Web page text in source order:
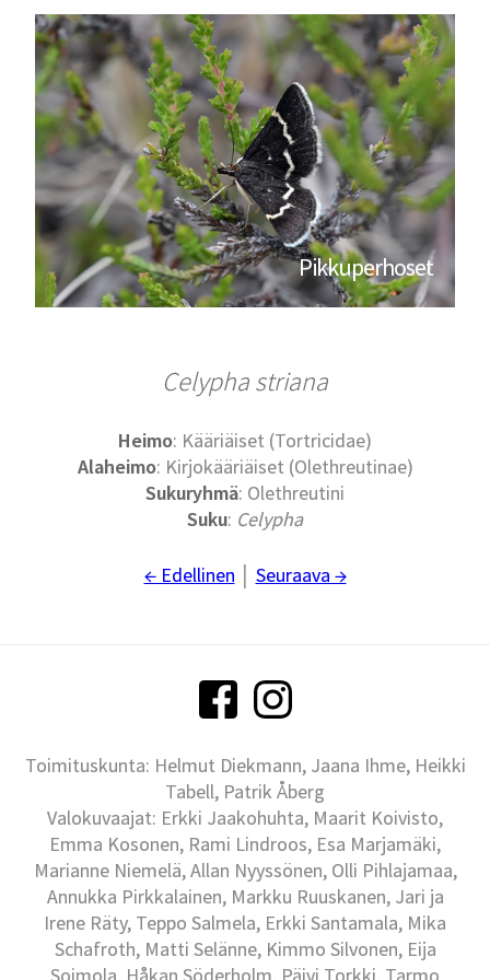
Pikkuperhoset
Celypha striana
Heimo: Kääriäiset (Tortricidae)
Alaheimo: Kirjokääriäiset (Olethreutinae)
Sukuryhmä: Olethreutini
Suku: Celypha
← Edellinen Seuraava →
Toimituskunta: Helmut Diekmann, Jaana Ihme, Heikki
Tabell, Patrik Åberg
Valokuvaajat: Erkki Jaakohuhta, Maarit Koivisto,
Emma Kosonen, Rami Lindroos, Esa Marjamäki,
Marianne Niemelä, Allan Nyyssönen, Olli Pihlajamaa,
Annukka Pirkkalainen, Markku Ruuskanen, Jari ja
Irene Räty, Teppo Salmela, Erkki Santamala, Mika
Schafroth, Matti Selänne, Kimmo Silvonen, Eija